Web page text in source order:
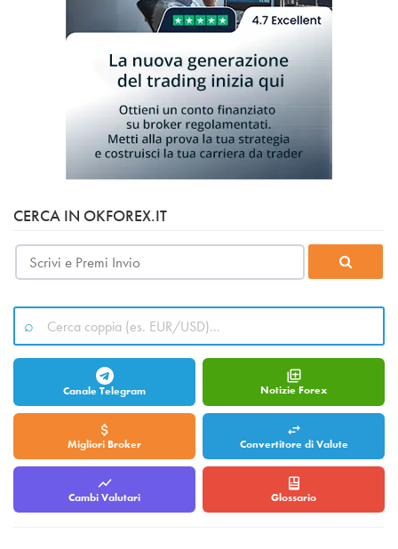
CERCA IN OKFOREX.IT
Canale Telegram Notizie Forex
Migliori Broker Convertitore di Valute
Cambi Valutari Glossario